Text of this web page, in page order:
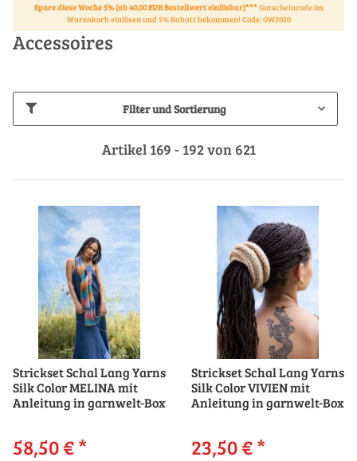
Spare diese Woche 5% (ab 40,00 EUR Bestellwert einlösbar)***Gutscheincode im
Warenkorb einlösen und 5% Rabatt bekommen! Code: GW2020
Accessoires
Filter und Sortierung
Artikel 169 - 192 von 621
Strickset Schal Lang Yarns
Silk Color MELINA mit
Anleitung in garnwelt-Box
58,50 €*
Strickset Schal Lang Yarns
Silk Color VIVIEN mit
Anleitung in garnwelt-Box
23,50 €*